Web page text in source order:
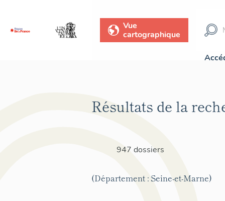
Vue
cartographique
Résultats de la
947 dossiers
(Département : Seine-et-Marne)